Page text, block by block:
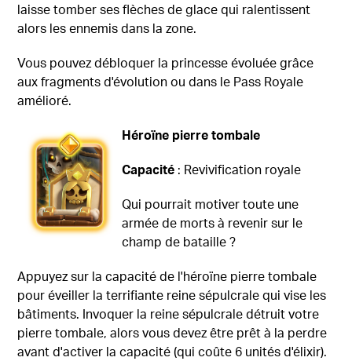
laisse tomber ses flèches de glace qui ralentissent
alors les ennemis dans la zone.
Vous pouvez débloquer la princesse évoluée grâce
aux fragments d'évolution ou dans le Pass Royale
amélioré.
Héroïne pierre tombale
Capacité : Revivification royale
Qui pourrait motiver toute une
armée de morts à revenir sur le
champ de bataille ?
Appuyez sur la capacité de l'héroïne pierre tombale
pour éveiller la terrifiante reine sépulcrale qui vise les
bâtiments. Invoquer la reine sépulcrale détruit votre
pierre tombale, alors vous devez être prêt à la perdre
avant d'activer la capacité (qui coûte 6 unités d'élixir).